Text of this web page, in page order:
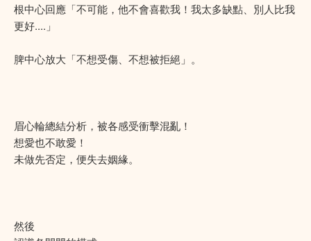
根中心回應「不可能，他不會喜歡我！我太多缺點、別人比我
更好....」
脾中心放大「不想受傷、不想被拒絕」。
眉心輪總結分析，被各感受衝擊混亂！
想愛也不敢愛！
未做先否定，便失去姻緣。
然後